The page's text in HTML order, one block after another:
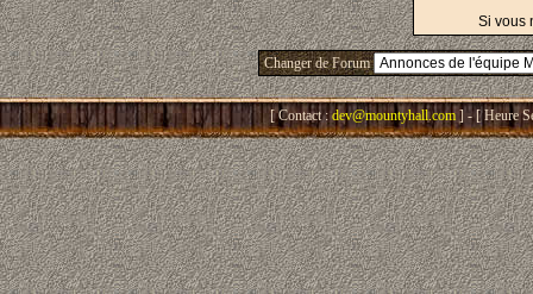
Si vous
Changer de Forum
[ Contact : dev@mountyhall.com ] - [ Heure